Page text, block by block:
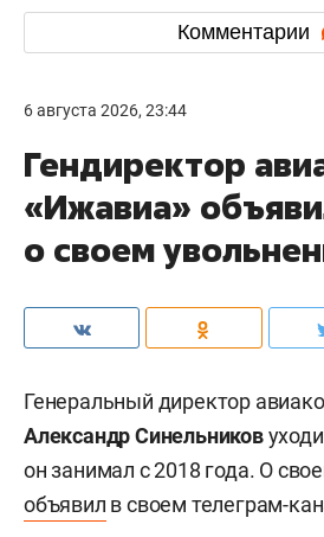
Комментарии
6 августа 2026, 23:44
Гендиректор
«Ижавиа»
о своем
Генеральный директор
Александр Синельников
он занимал с 2018 года. О
объявил в своем телеграм-